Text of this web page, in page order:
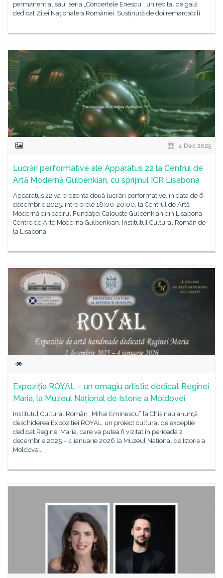
permanent al său, seria „Concertele Enescu”, un recital de gală
dedicat Zilei Naționale a României. Susținută de doi remarcabili
4 Dec 2025
Lucrări performative ale Apparatus 22 la Centrul de
Artă Modernă Gulbenkian, cu sprijinul ICR Lisabona
Apparatus 22 va prezenta două lucrări performative, în data de 6
decembrie 2025, între orele 18:00-20:00, la Centrul de Artă
Modernă din cadrul Fundației Calouste Gulbenkian din Lisabona –
Centro de Arte Moderna Gulbenkian. Institutul Cultural Român de
la Lisabona
Expoziția ROYAL – un omagiu artistic dedicat Reginei
Maria, la Muzeul Național de Istorie a Moldovei
Institutul Cultural Român „Mihai Eminescu” la Chișinău anunță
deschiderea Expoziției ROYAL, un proiect cultural de excepție
dedicat Reginei Maria, care va putea fi vizitat în perioada 2
decembrie 2025 – 4 ianuarie 2026 la Muzeul Național de Istorie a
Moldovei.